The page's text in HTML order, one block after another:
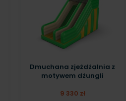
Dmuchana zjeżdżalnia z
motywem dżungli
9 330 zł